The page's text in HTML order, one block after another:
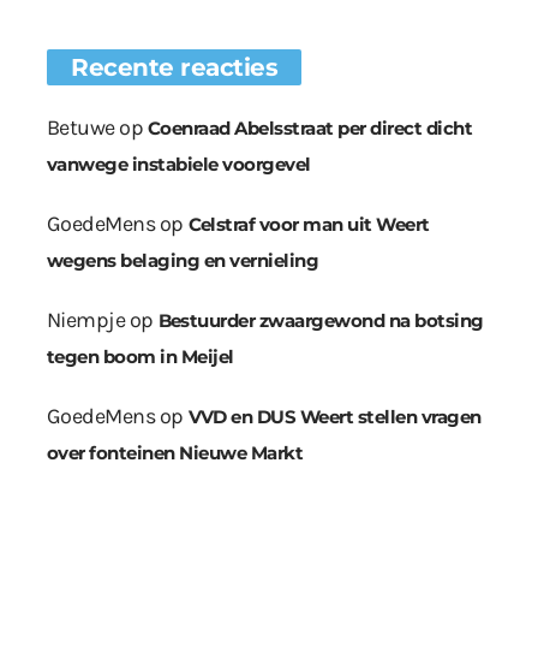
Recente reacties
Betuweop Coenraad Abelsstraat per direct dicht
vanwege instabiele voorgevel
GoedeMensop Celstraf voor man uit Weert
wegens belaging en vernieling
Niempjeop Bestuurder zwaargewond na botsing
tegen boom in Meijel
GoedeMensop VVD en DUS Weert stellen vragen
over fonteinen Nieuwe Markt